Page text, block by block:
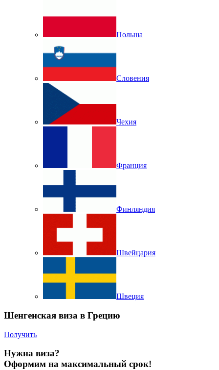
Польша
Словения
Чехия
Франция
Финляндия
Швейцария
Швеция
Шенгенская виза в Грецию
Получить
Нужна виза?
Оформим на максимальный срок!